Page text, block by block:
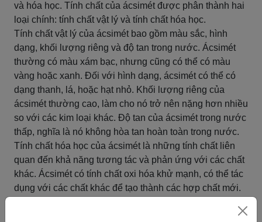
và hóa học. Tính chất của ácsimét được phân thành hai
loại chính: tính chất vật lý và tính chất hóa học.
Tính chất vật lý của ácsimét bao gồm màu sắc, hình
dạng, khối lượng riêng và độ tan trong nước. Ácsimét
thường có màu xám bạc, nhưng cũng có thể có màu
vàng hoặc xanh. Đối với hình dạng, ácsimét có thể có
dạng thanh, lá, hoặc hạt nhỏ. Khối lượng riêng của
ácsimét thường cao, làm cho nó trở nên nặng hơn nhiều
so với các kim loại khác. Độ tan của ácsimét trong nước
thấp, nghĩa là nó không hòa tan hoàn toàn trong nước.
Tính chất hóa học của ácsimét là những tính chất liên
quan đến khả năng tương tác và phản ứng với các chất
khác. Ácsimét có tính chất oxi hóa khử mạnh, có thể tác
dụng với các chất khác để tạo thành các hợp chất mới.